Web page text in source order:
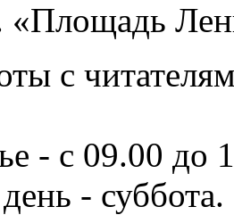
«Площадь
с
- с 09.00 до
- суббота.